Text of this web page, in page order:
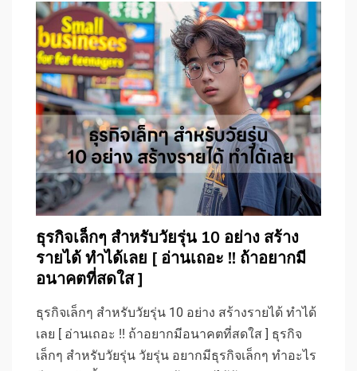
ธุรกิจเล็กๆ สำหรับวัยรุ่น 10 อย่าง สร้าง
รายได้ ทำได้เลย [ อ่านเถอะ !! ถ้าอยากมี
อนาคตที่สดใส ]
ธุรกิจเล็กๆ สำหรับวัยรุ่น 10 อย่าง สร้างรายได้ ทำได้
เลย [ อ่านเถอะ !! ถ้าอยากมีอนาคตที่สดใส ] ธุรกิจ
เล็กๆ สำหรับวัยรุ่น วัยรุ่น อยากมีธุรกิจเล็กๆ ทำอะไร